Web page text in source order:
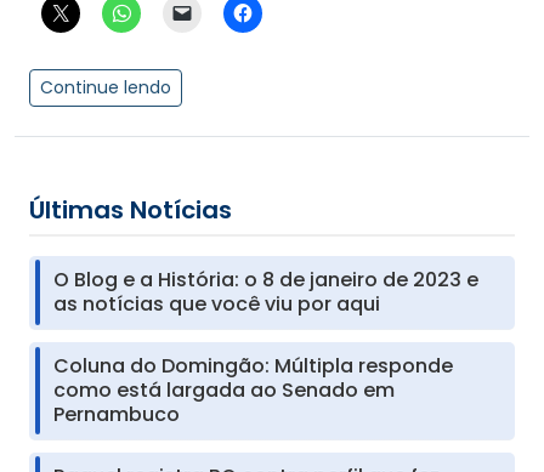
Continue lendo
Últimas Notícias
O Blog e a História: o 8 de janeiro de 2023 e
as notícias que você viu por aqui
Coluna do Domingão: Múltipla responde
como está largada ao Senado em
Pernambuco